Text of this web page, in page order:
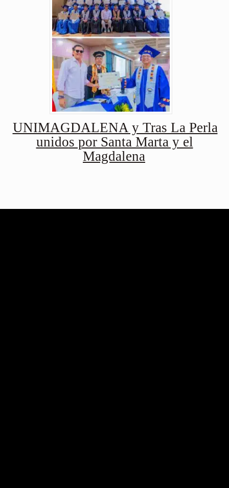
UNIMAGDALENA y Tras La Perla
unidos por Santa Marta y el
Magdalena